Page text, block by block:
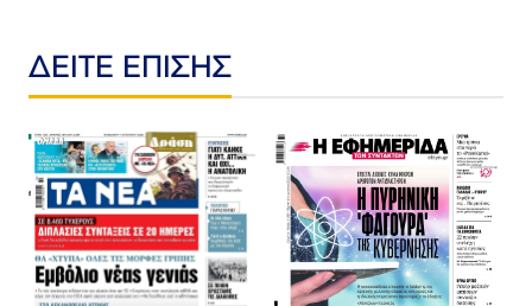
ΔΕΙΤΕ ΕΠΙΣΗΣ